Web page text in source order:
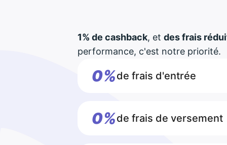
1% de cashback, et des frais
performance, c'est notre priorité.
0%de frais d'entrée
0%de frais de versement